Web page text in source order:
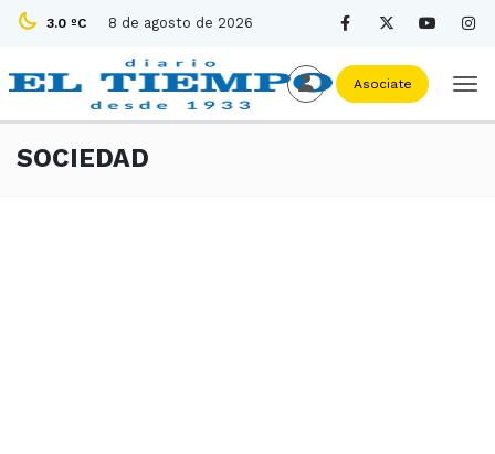
3.0 ºC 8 de agosto de 2026
Asociate
SOCIEDAD